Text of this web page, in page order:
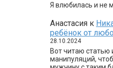
Я влюбилась и не
Анастасия к
ребёнок от
28.10.2024
Вот читаю статью
манипуляций,